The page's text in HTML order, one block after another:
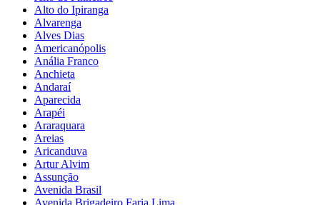
Alto do Ipiranga
Alvarenga
Alves Dias
Americanópolis
Anália Franco
Anchieta
Andaraí
Aparecida
Arapéi
Araraquara
Areias
Aricanduva
Artur Alvim
Assunção
Avenida Brasil
Avenida Brigadeiro Faria Lima